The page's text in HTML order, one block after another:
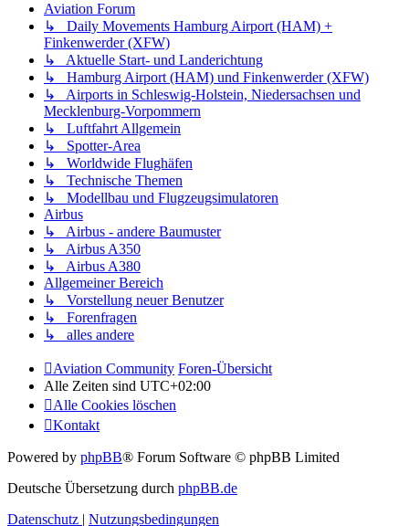
Aviation Forum
↳ Daily Movements Hamburg Airport (HAM) +
Finkenwerder (XFW)
↳ Aktuelle Start- und Landerichtung
↳ Hamburg Airport (HAM) und Finkenwerder (XFW)
↳ Airports in Schleswig-Holstein, Niedersachsen und
Mecklenburg-Vorpommern
↳ Luftfahrt Allgemein
↳ Spotter-Area
↳ Worldwide Flughäfen
↳ Technische Themen
↳ Modellbau und Flugzeugsimulatoren
Airbus
↳ Airbus - andere Baumuster
↳ Airbus A350
↳ Airbus A380
Allgemeiner Bereich
↳ Vorstellung neuer Benutzer
↳ Forenfragen
↳ alles andere
Aviation Community Foren-Übersicht
Alle Zeiten sind UTC+02:00
Alle Cookies löschen
Kontakt
Powered by phpBB® Forum Software © phpBB Limited
Deutsche Übersetzung durch phpBB.de
Datenschutz
Nutzungsbedingungen